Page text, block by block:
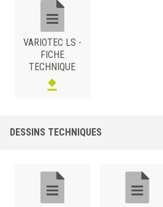
B (mm) Art.
Bronze
VARIOTEC LS -
FICHE
TECHNIQUE
DESSINS TECHNIQUES